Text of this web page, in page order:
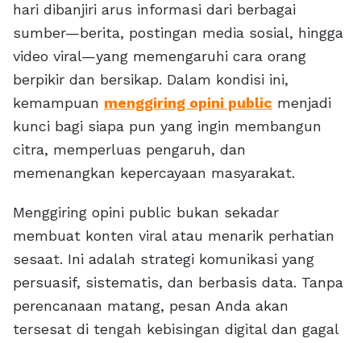
hari dibanjiri arus informasi dari berbagai
sumber—berita, postingan media sosial, hingga
video viral—yang memengaruhi cara orang
berpikir dan bersikap. Dalam kondisi ini,
kemampuan menggiring opini public menjadi
kunci bagi siapa pun yang ingin membangun
citra, memperluas pengaruh, dan
memenangkan kepercayaan masyarakat.
Menggiring opini public bukan sekadar
membuat konten viral atau menarik perhatian
sesaat. Ini adalah strategi komunikasi yang
persuasif, sistematis, dan berbasis data. Tanpa
perencanaan matang, pesan Anda akan
tersesat di tengah kebisingan digital dan gagal